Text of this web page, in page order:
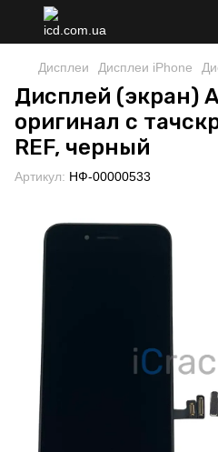
Дисплеи Дисплеи iPhone
Дисплей (экран)
оригинал с
REF, черный
Артикул: НФ-00000533